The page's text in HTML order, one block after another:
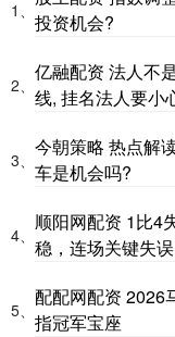
1、 投资机会?
2、
亿融配资 法人不
线, 挂名法人要小
3、
今朝策略 热点解
车是机会吗?
4、
顺阳网配资 1比4
稳，连场关键失
5、
配配网配资 2026
指冠军宝座